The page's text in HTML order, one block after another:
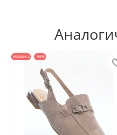
Новинка -56%